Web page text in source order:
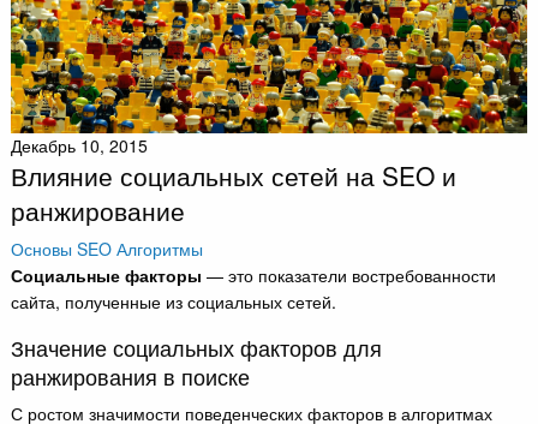
Декабрь 10, 2015
Влияние социальных сетей на SEO и
ранжирование
Основы SEO Алгоритмы
Социальные факторы — это показатели востребованности
сайта, полученные из социальных сетей.
Значение социальных факторов для
ранжирования в поиске
С ростом значимости поведенческих факторов в алгоритмах